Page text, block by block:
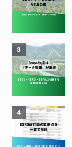
3
4